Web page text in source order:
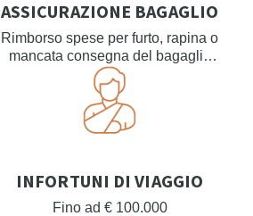
ASSICURAZIONE BAGAGLIO
Rimborso spese per furto, rapina o
mancata consegna del bagaglio
fino a € 1000
INFORTUNI DI VIAGGIO
Fino ad € 100.000